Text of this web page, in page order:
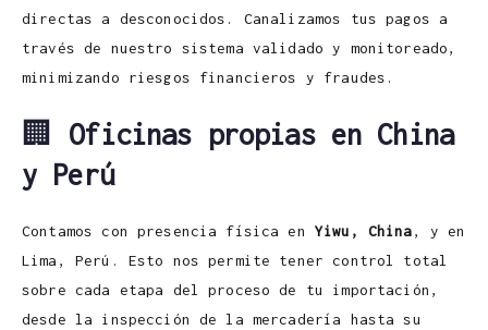
directas a desconocidos. Canalizamos tus pagos a
través de nuestro sistema validado y monitoreado,
minimizando riesgos financieros y fraudes.
🏢 Oficinas propias en China
y Perú
Contamos con presencia física en Yiwu, China, y en
Lima, Perú. Esto nos permite tener control total
sobre cada etapa del proceso de tu importación,
desde la inspección de la mercadería hasta su